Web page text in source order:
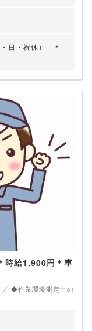
日・祝休） ＊
時給1,900円＊車
／ ◆作業環境測定士の